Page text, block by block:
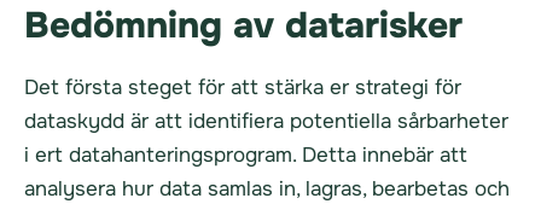
Bedömning av datarisker
Det första steget för att stärka er strategi för
dataskydd är att identifiera potentiella sårbarheter
i ert datahanteringsprogram. Detta innebär att
analysera hur data samlas in, lagras, bearbetas och